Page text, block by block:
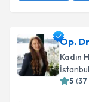
Op.
Kadın
İstanbul
5 (37